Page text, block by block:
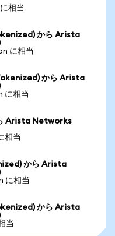
相当
から Arista
に相当
から Arista
に相当
Arista Networks
相当
から Arista
に相当
から Arista
当